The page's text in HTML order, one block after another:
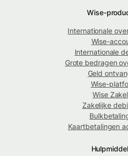
Wise-
Internationale
Wise-
Internationale
Grote bedragen
Geld
Wise-
Wise
Zakelijke
Kaartbetalingen